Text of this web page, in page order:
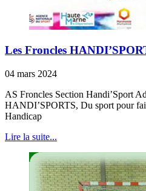
Les Froncles
04 mars 2024
AS Froncles Section Handi’Sport
HANDI’SPORTS, Du sport pour
Handicap
Lire la suite...